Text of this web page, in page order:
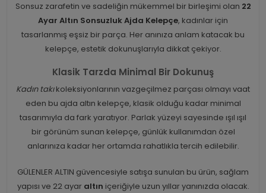
Sonsuz zarafetin ve sadeliğin mükemmel bir birleşimi olan 22
Ayar Altın Sonsuzluk Ajda Kelepçe, kadınlar için
tasarlanmış eşsiz bir parça. Her anınıza anlam katacak bu
kelepçe, estetik dokunuşlarıyla dikkat çekiyor.
Klasik Tarzda Minimal Bir Dokunuş
Kadın takıkoleksiyonlarının vazgeçilmez parçası olmayı vaat
eden bu ajda altın kelepçe, klasik olduğu kadar minimal
tasarımıyla da fark yaratıyor. Parlak yüzeyi sayesinde ışıl ışıl
bir görünüm sunan kelepçe, günlük kullanımdan özel
anlarınıza kadar her ortamda rahatlıkla tercih edilebilir.
GÜLENLER ALTIN güvencesiyle satışa sunulan bu ürün, sağlam
yapısı ve 22 ayar altın içeriğiyle uzun yıllar yanınızda olacak.